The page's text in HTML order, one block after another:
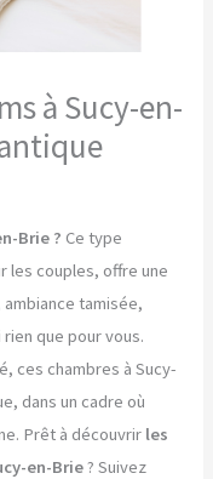
à Sucy-en-
Brie ? Ce type
les couples, offre une
tamisée,
que pour vous.
ces chambres à Sucy-
dans un cadre où
Prêt à découvrir les
en-Brie? Suivez